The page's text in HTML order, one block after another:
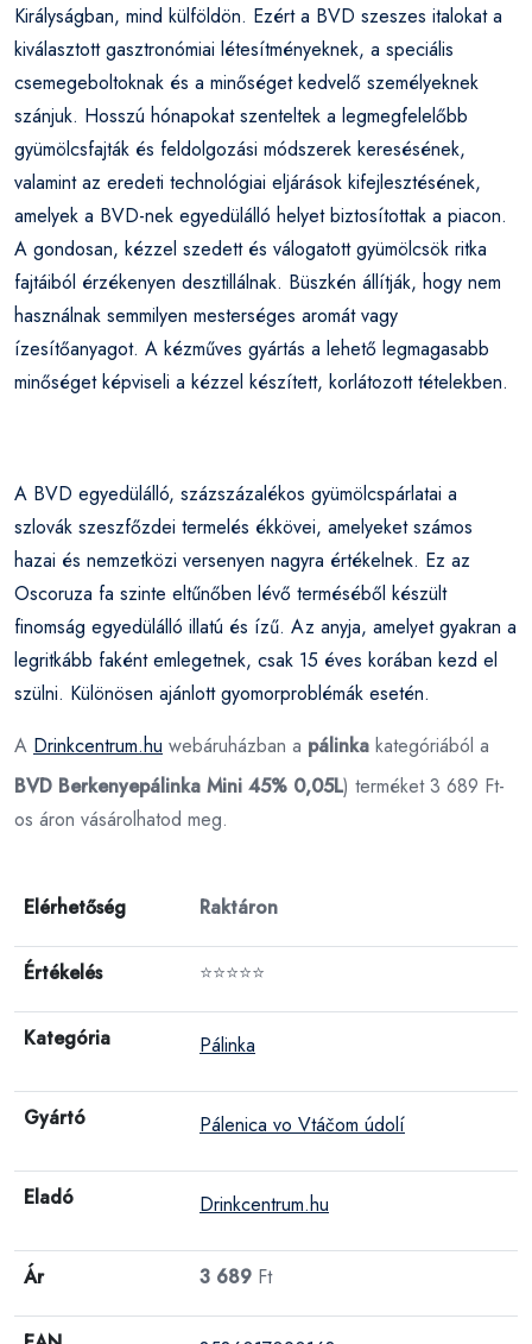
Királyságban, mind külföldön. Ezért a BVD szeszes italokat a
kiválasztott gasztronómiai létesítményeknek, a speciális
csemegeboltoknak és a minőséget kedvelő személyeknek
szánjuk. Hosszú hónapokat szenteltek a legmegfelelőbb
gyümölcsfajták és feldolgozási módszerek keresésének,
valamint az eredeti technológiai eljárások kifejlesztésének,
amelyek a BVD-nek egyedülálló helyet biztosítottak a piacon.
A gondosan, kézzel szedett és válogatott gyümölcsök ritka
fajtáiból érzékenyen desztillálnak. Büszkén állítják, hogy nem
használnak semmilyen mesterséges aromát vagy
ízesítőanyagot. A kézműves gyártás a lehető legmagasabb
minőséget képviseli a kézzel készített, korlátozott tételekben.
A BVD egyedülálló, százszázalékos gyümölcspárlatai a
szlovák szeszfőzdei termelés ékkövei, amelyeket számos
hazai és nemzetközi versenyen nagyra értékelnek. Ez az
Oscoruza fa szinte eltűnőben lévő terméséből készült
finomság egyedülálló illatú és ízű. Az anyja, amelyet gyakran a
legritkább faként emlegetnek, csak 15 éves korában kezd el
szülni. Különösen ajánlott gyomorproblémák esetén.
A Drinkcentrum.hu webáruházban a pálinka kategóriából a
BVD Berkenyepálinka Mini 45% 0,05L) terméket 3 689 Ft-
os áron vásárolhatod meg.
Elérhetőség Raktáron
Értékelés ⭐⭐⭐⭐⭐
Kategória Pálinka
Gyártó Pálenica vo Vtáčom údolí
Eladó Drinkcentrum.hu
Ár 3 689 Ft